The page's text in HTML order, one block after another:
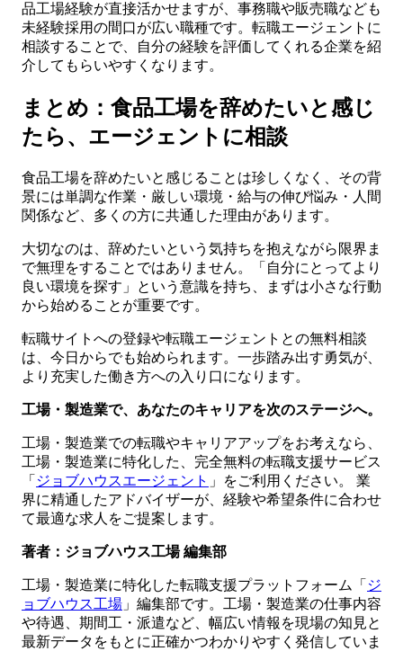
品工場経験が直接活かせますが、事務職や販売職なども
未経験採用の間口が広い職種です。転職エージェントに
相談することで、自分の経験を評価してくれる企業を紹
介してもらいやすくなります。
まとめ：食品工場を辞めたいと感じ
たら、エージェントに相談
食品工場を辞めたいと感じることは珍しくなく、その背
景には単調な作業・厳しい環境・給与の伸び悩み・人間
関係など、多くの方に共通した理由があります。
大切なのは、辞めたいという気持ちを抱えながら限界ま
で無理をすることではありません。「自分にとってより
良い環境を探す」という意識を持ち、まずは小さな行動
から始めることが重要です。
転職サイトへの登録や転職エージェントとの無料相談
は、今日からでも始められます。一歩踏み出す勇気が、
より充実した働き方への入り口になります。
工場・製造業で、あなたのキャリアを次のステージへ。
工場・製造業での転職やキャリアアップをお考えなら、
工場・製造業に特化した、完全無料の転職支援サービス
「 ジョブハウスエージェント 」をご利用ください。 業
界に精通したアドバイザーが、経験や希望条件に合わせ
て最適な求人をご提案します。
著者：ジョブハウス工場 編集部
工場・製造業に特化した転職支援プラットフォーム「 ジ
ョブハウス工場 」編集部です。工場・製造業の仕事内容
や待遇、期間工・派遣など、幅広い情報を現場の知見と
最新データをもとに正確かつわかりやすく発信していま